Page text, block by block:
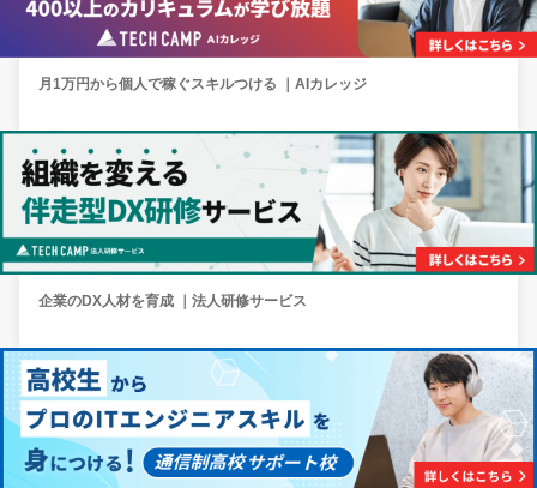
月1万円から個人で稼ぐスキルつける ｜AIカレッジ
企業のDX人材を育成 ｜法人研修サービス